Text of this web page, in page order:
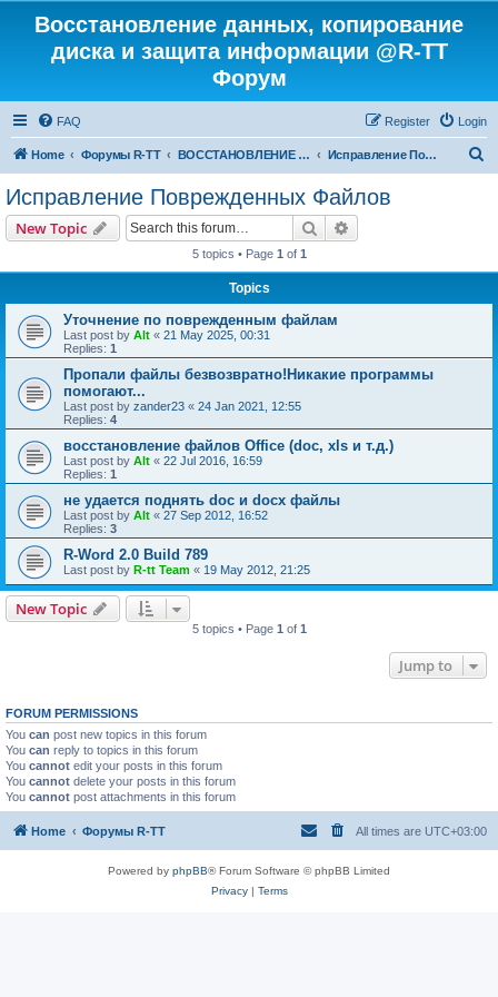
Восстановление данных, копирование
диска и защита информации @R-TT
Форум
FAQ Login
Register
Home Форумы R-TT ВОССТАНОВЛЕНИЕ ДАННЫХ И УДАЛЕННЫХ ФАЙЛОВ Исправление Поврежденных Файлов
Исправление Поврежденных Файлов
New Topic Search
5 topics • Page 1 of 1
Topics
Уточнение по поврежденным файлам
Last post by Alt « 21 May 2025, 00:31
Replies: 1
Пропали файлы безвозвратно!Никакие программы
помогают...
Last post by zander23 « 24 Jan 2021, 12:55
Replies: 4
восстановление файлов Office (doc, xls и т.д.)
Last post by Alt « 22 Jul 2016, 16:59
Replies: 1
не удается поднять doc и docx файлы
Last post by Alt « 27 Sep 2012, 16:52
Replies: 3
R-Word 2.0 Build 789
Last post by R-tt Team « 19 May 2012, 21:25
New Topic
5 topics • Page 1 of 1
Jump to
FORUM PERMISSIONS
You can post new topics in this forum
You can reply to topics in this forum
You cannot edit your posts in this forum
You cannot delete your posts in this forum
You cannot post attachments in this forum
Home Форумы R-TT All times are UTC+03:00
Powered by phpBB® Forum Software © phpBB Limited
Privacy| Terms